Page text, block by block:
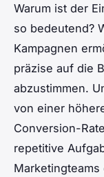
Warum ist der
so bedeutend?
Kampagnen
präzise auf die
abzustimmen.
von einer
Conversion-
repetitive
Marketingteams